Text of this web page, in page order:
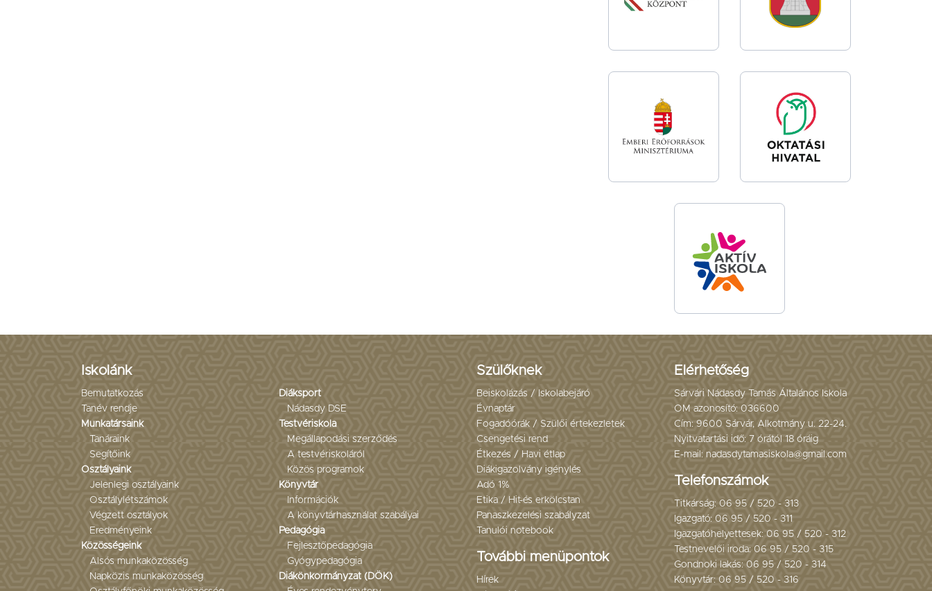
Iskolánk
Bemutatkozás
Tanév rendje
Munkatársaink
Tanáraink
Segítőink
Osztályaink
Jelenlegi osztályaink
Osztálylétszámok
Végzett osztályok
Eredményeink
Közösségeink
Alsós munkaközösség
Napközis munkaközösség
Diáksport
Nádasdy DSE
Testvériskola
Megállapodási szerződés
A testvériskoláról
Közös programok
Könyvtár
Információk
A könyvtárhasználat szabályai
Pedagógia
Fejlesztőpedagógia
Gyógypedagógia
Diákönkormányzat (DÖK)
Szülőknek
Beiskolázás / Iskolabejáró
Évnaptár
Fogadóórák / Szülői értekezletek
Csengetési rend
Étkezés / Havi étlap
Diákigazolvány igénylés
Adó 1%
Etika / Hit-és erkölcstan
Panaszkezelési szabályzat
Tanulói notebook
További menüpontok
Hírek
Elérhetőség
Sárvári Nádasdy Tamás Általános Iskola
OM azonosító: 036600
Cím: 9600 Sárvár, Alkotmány u. 22-24.
Nyitvatartási idő: 7 órától 18 óráig
E-mail: nadasdytamasiskola@gmail.com
Telefonszámok
Titkárság: 06 95 / 520 - 313
Igazgató: 06 95 / 520 - 311
Igazgatóhelyettesek: 06 95 / 520 - 312
Testnevelői iroda: 06 95 / 520 - 315
Gondnoki lakás: 06 95 / 520 - 314
Könyvtár: 06 95 / 520 - 316